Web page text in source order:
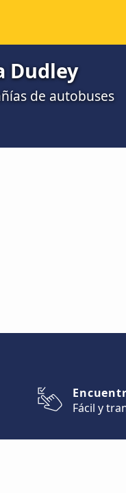
Dudley
de autobuses
Fácil y